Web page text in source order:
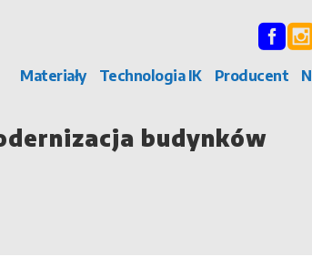
Materiały Technologia IK Producent
budynków